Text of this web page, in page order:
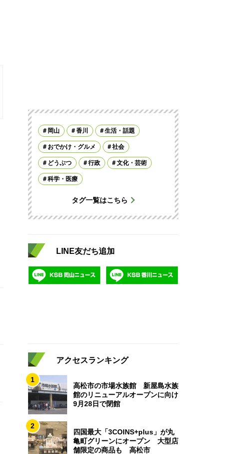
岡山 香川 生活・話題
おでかけ・グルメ 社会
どうぶつ 行政 文化・芸術
科学・医療
タグ一覧はこちら
LINE友だち追加
アクセスランキング
1
高松市の市場水族館 新屋島水族
館のリニューアルオープンに向け
9月28日で閉館
2
四国最大「3COINS+plus」が丸
亀町グリーンにオープン 大型店
舗限定の商品も 高松市